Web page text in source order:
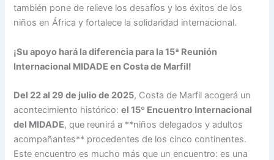
también pone de relieve los desafíos y los éxitos de los
niños en África y fortalece la solidaridad internacional.
¡Su apoyo hará la diferencia para la 15ª Reunión
Internacional MIDADE en Costa de Marfil!
Del 22 al 29 de julio de 2025, Costa de Marfil acogerá un
acontecimiento histórico:el 15º Encuentro Internacional
del MIDADE, que reunirá a **niños delegados y adultos
acompañantes** procedentes de los cinco continentes.
Este encuentro es mucho más que un encuentro: es una